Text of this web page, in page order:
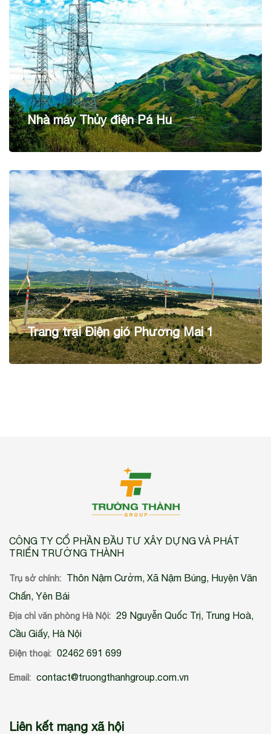
Nhà máy Thủy điện Pá Hu
Trang trại Điện gió Phương Mai 1
CÔNG TY CỔ PHẦN ĐẦU TƯ XÂY DỰNG VÀ PHÁT
TRIỂN TRƯỜNG THÀNH
Trụ sở chính:
Thôn Nậm Cưởm, Xã Nậm Búng, Huyện Văn
Chấn, Yên Bái
Địa chỉ văn phòng Hà Nội: 29 Nguyễn Quốc Trị, Trung Hoà,
Cầu Giấy, Hà Nội
Điện thoại: 02462 691 699
Email: contact@truongthanhgroup.com.vn
Liên kết mạng xã hội